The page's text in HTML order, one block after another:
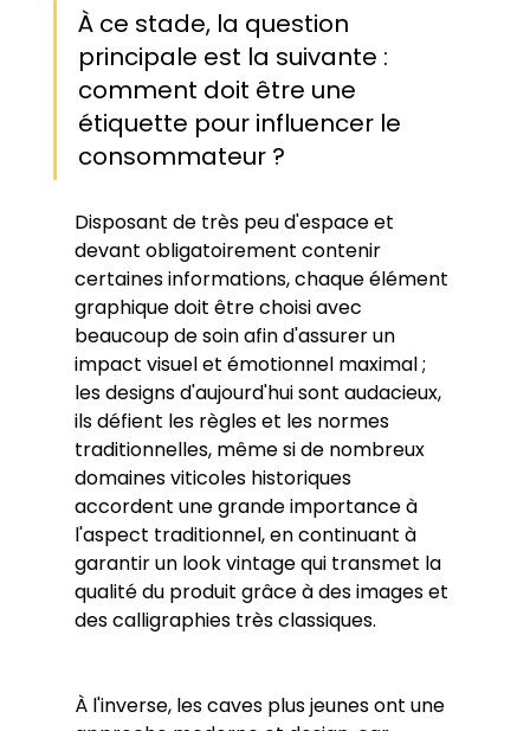
À ce stade, la question
principale est la suivante :
comment doit être une
étiquette pour influencer le
consommateur ?
Disposant de très peu d'espace et
devant obligatoirement contenir
certaines informations, chaque élément
graphique doit être choisi avec
beaucoup de soin afin d'assurer un
impact visuel et émotionnel maximal ;
les designs d'aujourd'hui sont audacieux,
ils défient les règles et les normes
traditionnelles, même si de nombreux
domaines viticoles historiques
accordent une grande importance à
l'aspect traditionnel, en continuant à
garantir un look vintage qui transmet la
qualité du produit grâce à des images et
des calligraphies très classiques.
À l'inverse, les caves plus jeunes ont une